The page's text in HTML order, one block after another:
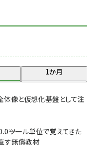
1か月
体像と仮想化基盤として注
ツール単位で覚えてきた
す無償教材